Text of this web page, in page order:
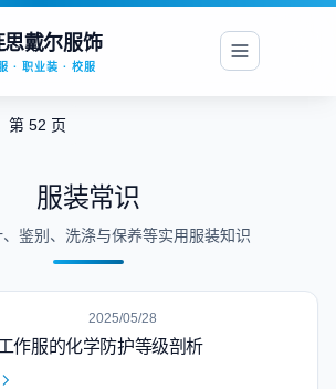
思戴尔服饰
· 职业装 · 校服
第 52 页
服装常识
鉴别、洗涤与保养等实用服装知识
2025/05/28
作服的化学防护等级剖析